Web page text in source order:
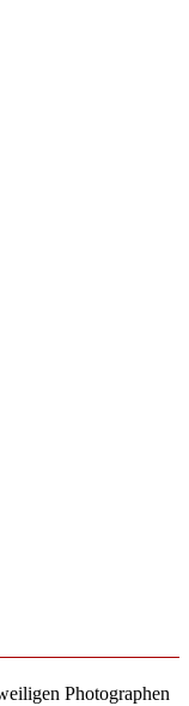
Photographen